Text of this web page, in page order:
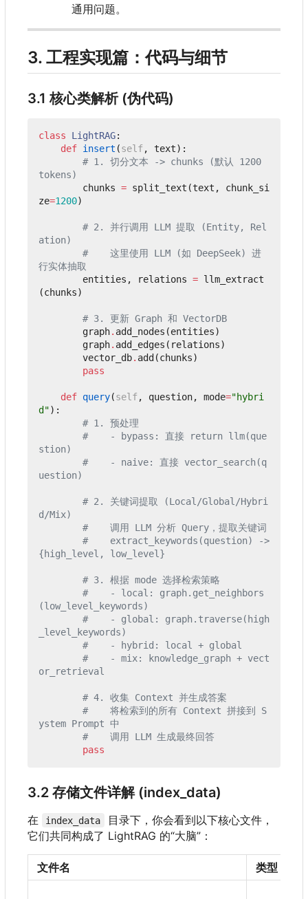
通用问题。
3. 工程实现篇：代码与细节
3.1 核心类解析 (伪代码)
class LightRAG:
def insert (self , text):
# 1. 切分文本 -> chunks (默认 1200
tokens)
chunks = split_text (text ,
chunk_si
ze=1200)
# 2. 并行调用 LLM 提取 (Entity, Rel
ation)
#    这里使用 LLM (如 DeepSeek) 进
行实体抽取
entities , relations = llm_extract
(chunks)
# 3. 更新 Graph 和 VectorDB
graph. add_nodes (entities)
graph. add_edges ( relations)
vector_db. add (chunks)
pass
def query(self , question, mode="hybri
d"):
# 1. 预处理
#    - bypass: 直接 return llm(que
stion)
#    - naive: 直接 vector_search(q
uestion)
# 2. 关键词提取 (Local/Global/Hybri
d/Mix)
#    调用 LLM 分析 Query ， 提取关键词
#    extract_keywords(question) ->
{high_level, low_level}
# 3. 根据 mode 选择检索策略
#    - local: graph.get_neighbors
(low_level_keywords)
#    - global: graph.traverse(high
_level_keywords)
#    - hybrid: local + global
#    - mix: knowledge_graph + vect
or_retrieval
# 4. 收集 Context 并生成答案
#    将检索到的所有 Context 拼接到 S
ystem Prompt 中
#    调用 LLM 生成最终回答
pass
3.2 存储文件详解 (index_data)
在 index_data
目录下，你会看到以下核心文件，
它们共同构成了 LightRAG 的“大脑”：
文件名 类型